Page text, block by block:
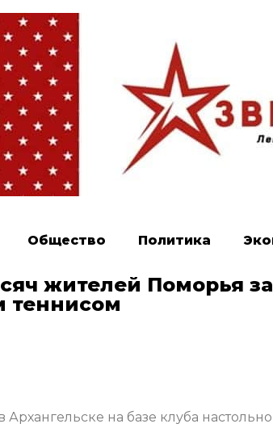
Общество Политика
жителей Поморья
теннисом
Архангельске на базе клуба